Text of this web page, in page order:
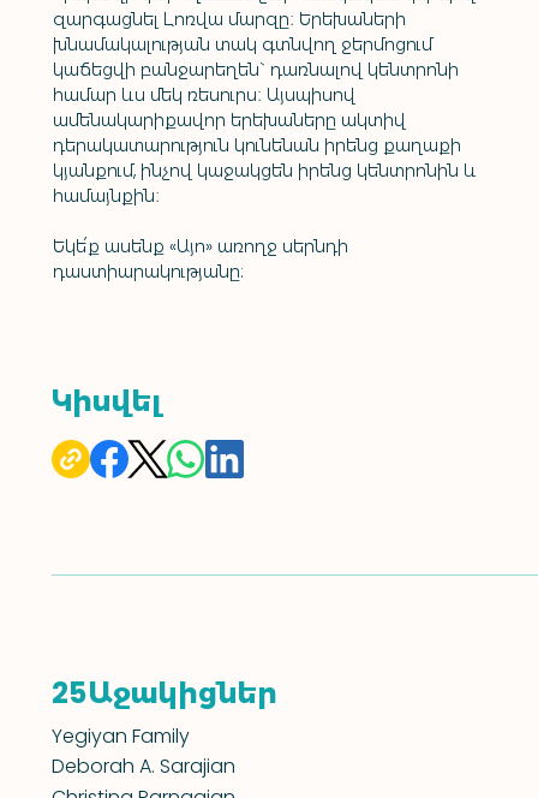
զարգացնել Լոռվա մարզը։ Երեխաների
խնամակալության տակ գտնվող ջերմոցում
կաճեցվի բանջարեղեն` դառնալով կենտրոնի
համար ևս մեկ ռեսուրս։ Այսպիսով
ամենակարիքավոր երեխաները ակտիվ
դերակատարություն կունենան իրենց քաղաքի
կյանքում, ինչով կաջակցեն իրենց կենտրոնին և
համայնքին։
Եկե՛ք ասենք «Այո» առողջ սերնդի
դաստիարակությանը:
Կիսվել
Yegiyan Family
Deborah A. Sarajian
Աջակիցներ
25